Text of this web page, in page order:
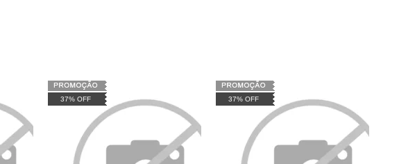
37% OFF 37% OFF